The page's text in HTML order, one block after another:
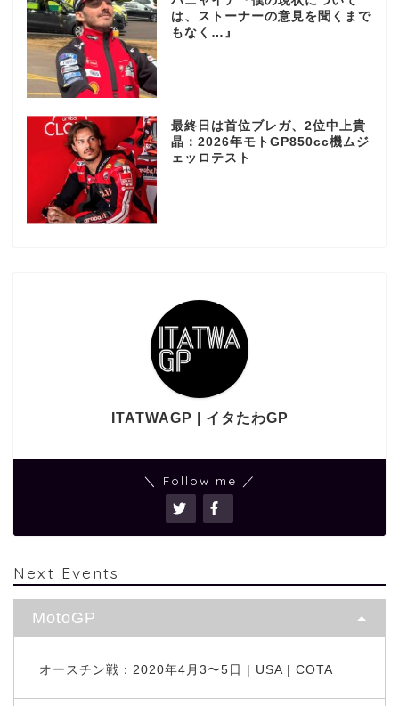
は、ストーナーの意見を聞くまで
もなく…』
最終日は首位ブレガ、2位中上貴
晶：2026年モトGP850cc機ムジ
ェッロテスト
ITATWAGP | イタたわGP
＼ Follow me ／
Next Events
MotoGP
オースチン戦：2020年4月3〜5日 | USA | COTA